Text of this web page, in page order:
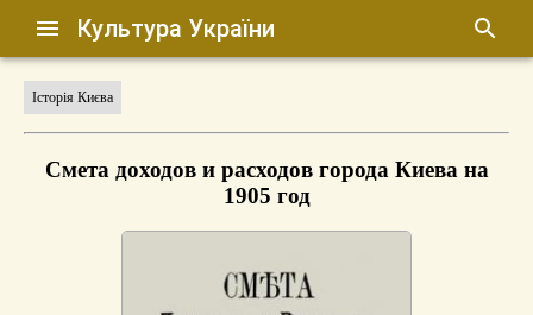
Культура України
Історія Києва
Смета доходов и расходов города Киева на
1905 год